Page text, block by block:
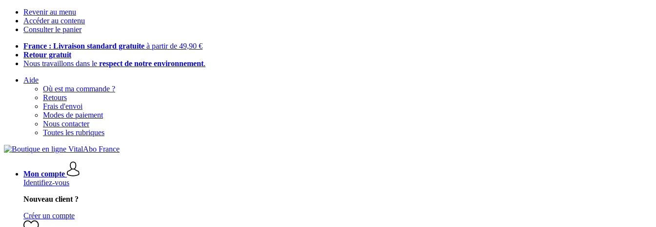
Revenir au menu
Accéder au contenu
Consulter le panier
France : Livraison standard gratuite à partir de 49,90 €
Retour gratuit
Nous travaillons dans le respect de notre environnement.
Aide
Où est ma commande ?
Retours
Frais d'envoi
Modes de paiement
Nous contacter
Toutes les rubriques
Mon compte
Identifiez-vous
Nouveau client ?
Créer un compte